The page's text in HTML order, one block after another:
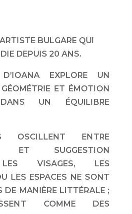
BULGARE QUI
DEPUIS 20 ANS.
EXPLORE UN
ET ÉMOTION
UN ÉQUILIBRE
OSCILLENT ENTRE
ET SUGGESTION
LES VISAGES, LES
LES ESPACES NE SONT
DE MANIÈRE LITTÉRALE ;
COMME DES